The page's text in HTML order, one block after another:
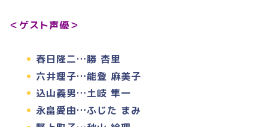
＜ゲスト声優＞
春日隆二…勝 杏里
六井理子…能登 麻美子
込山義男…土岐 隼一
永畠愛由…ふじた まみ